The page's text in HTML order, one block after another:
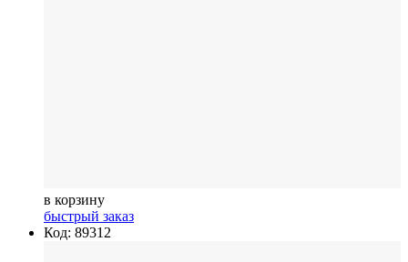
в корзину
быстрый заказ
Код: 89312